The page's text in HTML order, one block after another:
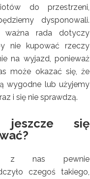
do przestrzeni,
dysponowali.
ważna rada dotyczy
nie kupować rzeczy
na wyjazd, ponieważ
może okazać się, że
wygodne lub użyjemy
i się nie sprawdzą.
jeszcze się
z nas pewnie
czegoś takiego,